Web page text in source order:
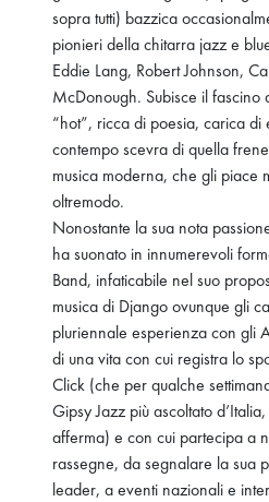
sopra tutti) bazzica
pionieri della chitarra jazz e
Eddie Lang, Robert Johnson,
McDonough. Subisce il fascino
“hot”, ricca di poesia, carica
contempo scevra di quella
musica moderna, che gli piace
oltremodo.
Nonostante la sua nota
ha suonato in innumerevoli
Band, infaticabile nel suo
musica di Django ovunque gli
pluriennale esperienza con gli
di una vita con cui registra lo
Click (che per qualche
Gipsy Jazz più ascoltato
afferma) e con cui partecipa a
rassegne, da segnalare la sua
leader, a eventi nazionali e